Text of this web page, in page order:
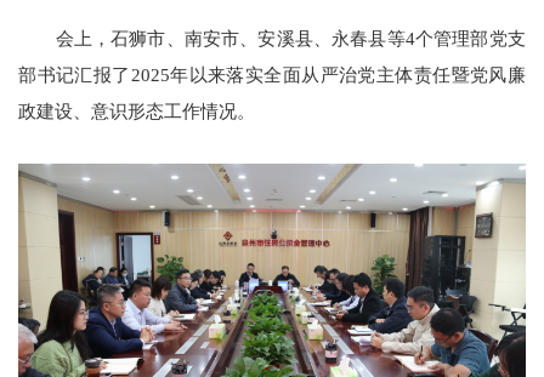
会上，石狮市、南安市、安溪县、永春县等4个管理部党支
部书记汇报了2025年以来落实全面从严治党主体责任暨党风廉
政建设、意识形态工作情况。